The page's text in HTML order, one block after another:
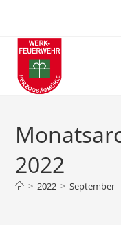
springen
2022
> 2022 > September